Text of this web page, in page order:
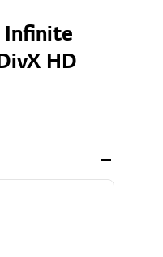
Infinite
HD